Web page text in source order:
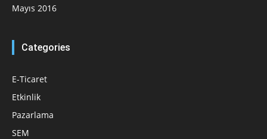
Mayıs 2016
Categories
E-Ticaret
Etkinlik
Pazarlama
SEM